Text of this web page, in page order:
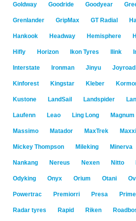
Goldway Goodride Goodyear
Grenlander GripMax GT Radial
Hankook Headway Hemisphere
Hifly Horizon Ikon Tyres Ilink
Interstate Ironman Jinyu Joyroad
Kinforest Kingstar Kleber
Kustone LandSail Landspider
Laufenn Leao Ling Long Magnum
Massimo Matador MaxTrek
Mickey Thompson Mileking Minerva
Nankang Nereus Nexen Nitto
Odyking Onyx Orium Otani
Powertrac Premiorri Presa Prime
Radar tyres Rapid Riken